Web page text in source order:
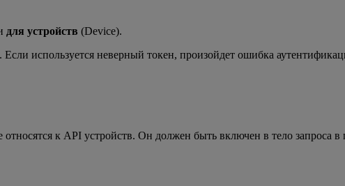
для устройств (Device).
используется неверный токен, произойдет ошибка
к API устройств. Он должен быть включен в тело запроса в